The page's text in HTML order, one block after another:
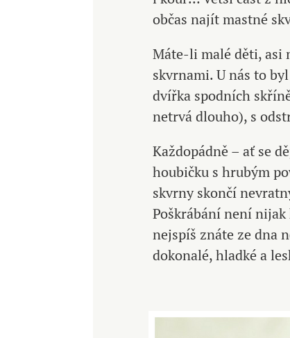
občas najít mastné
Máte-li malé děti, asi
skvrnami. U nás to
dvířka spodních
netrvá dlouho), s
Každopádně – ať se
houbičku s hrubým
skvrny skončí
Poškrábání není nijak
nejspíš znáte ze dna
dokonalé, hladké a